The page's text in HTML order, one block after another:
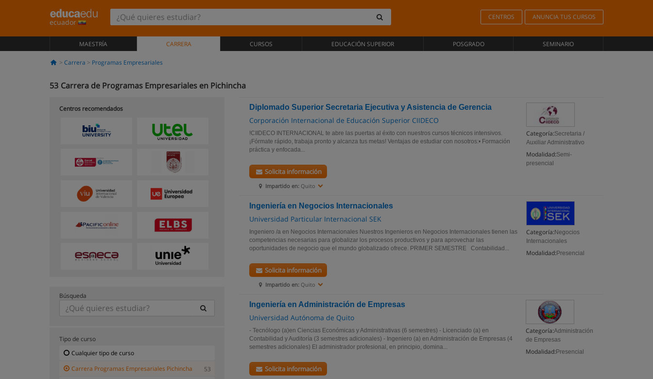
ecuador
CENTROS ANUNCIA TUS CURSOS
MAESTRÍA CARRERA CURSOS EDUCACIÓN SUPERIOR POSGRADO SEMINARIO
Carrera Programas Empresariales
53 Carrera de Programas Empresariales en Pichincha
Diplomado Superior Secretaria Ejecutiva y Asistencia de Gerencia
Corporación Internacional de Educación Superior CIIDECO
Categoría:Secretaria /
Auxiliar Administrativo
Modalidad:Semi-
presencial
!CIIDECO INTERNACIONAL te abre las puertas al éxito con nuestros cursos técnicos intensivos.
¡Fórmate rápido, trabaja pronto y alcanza tus metas! Ventajas de estudiar con nosotros:• Formación
práctica y enfocada...
Impartido en: Quito
Solicita información
Ingeniería en Negocios Internacionales
Universidad Particular Internacional SEK
Categoría: Negocios
Internacionales
Modalidad: Presencial
Ingeniero /a en Negocios Internacionales Nuestros Ingenieros en Negocios Internacionales tienen las
competencias necesarias para globalizar los procesos productivos y para aprovechar las
oportunidades de negocio que el mundo globalizado ofrece. PRIMER SEMESTRE Contabilidad...
Impartido en: Quito
Solicita información
Ingeniería en Administración de Empresas
Universidad Autónoma de Quito
Categoría:Administración
de Empresas
Modalidad: Presencial
- Tecnólogo (a)en Ciencias Económicas y Administrativas (6 semestres) - Licenciado (a) en
Contabilidad y Auditoría (3 semestres adicionales) - Ingeniero (a) en Administración de Empresas (4
semestres adicionales) El administrador profesional, en principio, domina...
Solicita información
Centros recomendados
Búsqueda
Tipo de curso
Cualquier tipo de curso
Carrera Programas Empresariales Pichincha
53